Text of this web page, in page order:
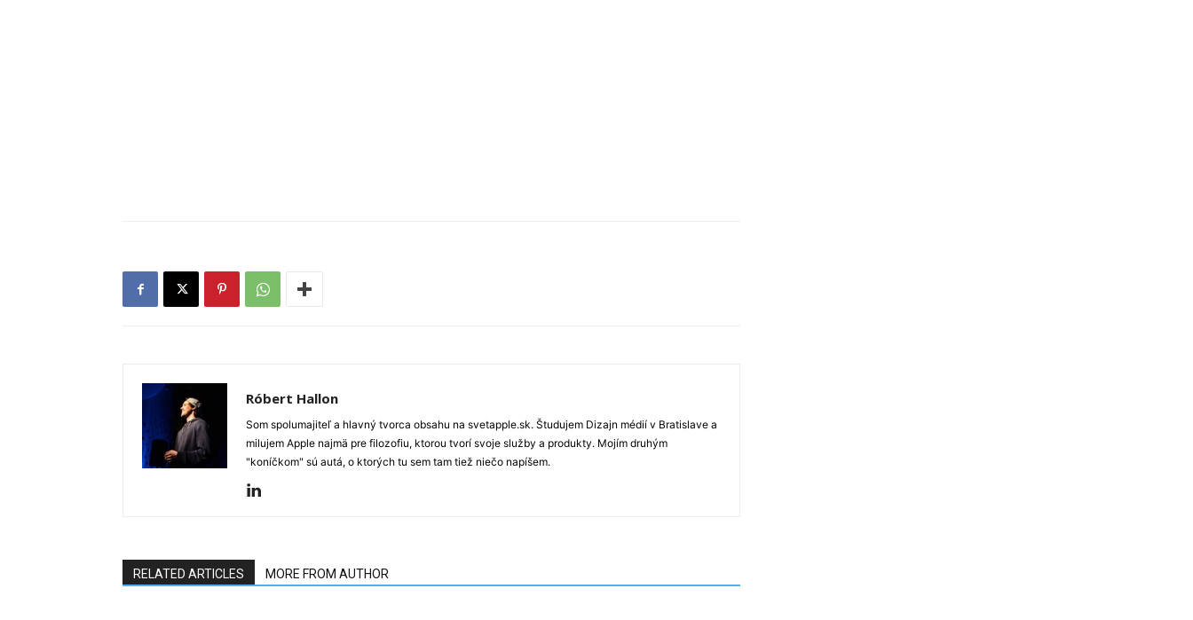
Róbert Hallon
Som spolumajiteľ a hlavný tvorca obsahu na svetapple.sk. Študujem Dizajn médií v Bratislave a
milujem Apple najmä pre filozofiu, ktorou tvorí svoje služby a produkty. Mojím druhým
"koníčkom" sú autá, o ktorých tu sem tam tiež niečo napíšem.
RELATED ARTICLES MORE FROM AUTHOR